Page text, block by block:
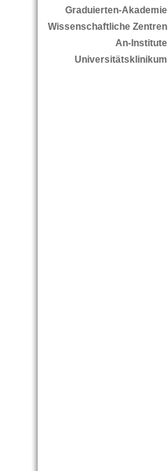
Graduierten-Akademie
Wissenschaftliche Zentren
An-Institute
Universitätsklinikum